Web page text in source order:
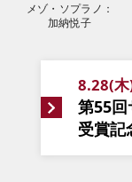
メゾ・ソプラノ：
加納悦子
8.28(木
第55
受賞